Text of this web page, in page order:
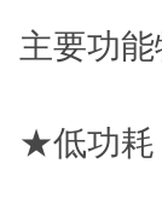
主要功
★低功耗